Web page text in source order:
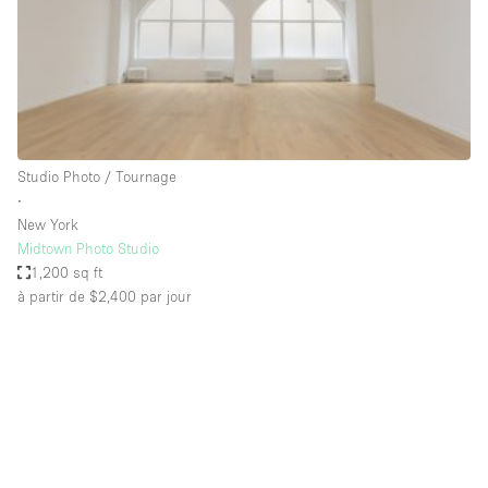
Espace Epuré / Minimaliste
Exposition Véhicules
Internet
Licence Alcool
Mobilier
Parking Privé
Studio Photo / Tournage
∙
New York
Midtown Photo Studio
1,200 sq ft
à partir de $2,400 par jour